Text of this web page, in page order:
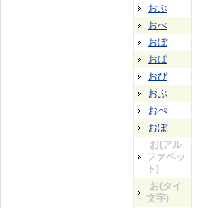
おぶ
おべ
おぼ
おぱ
おぴ
おぷ
おぺ
おぽ
お(アル
ファベッ
ト)
お(タイ
文字)